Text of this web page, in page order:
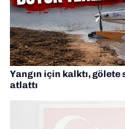
Yangın için kalktı,
atlattı